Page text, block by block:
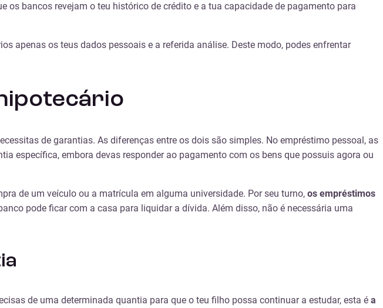
os bancos revejam o teu histórico de crédito e a tua capacidade de pagamento para
apenas os teus dados pessoais e a referida análise. Deste modo, podes enfrentar
de garantias. As diferenças entre os dois são simples. No empréstimo pessoal, as
específica, embora devas responder ao pagamento com os bens que possuis agora ou
de um veículo ou a matrícula em alguma universidade. Por seu turno, os empréstimos
pode ficar com a casa para liquidar a dívida. Além disso, não é necessária uma
de uma determinada quantia para que o teu filho possa continuar a estudar, esta é a